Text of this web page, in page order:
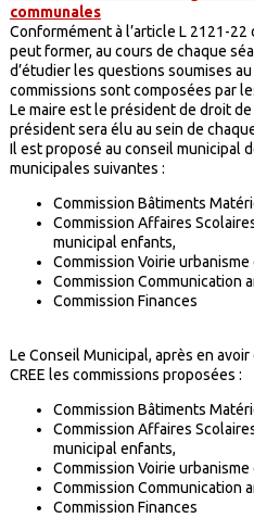
communales
Conformément à l’article L 2121-22
peut former, au cours de chaque
d’étudier les questions soumises
commissions sont composées par
Le maire est le président de droit
président sera élu au sein de
Il est proposé au conseil municipal
municipales suivantes :
Commission Bâtiments
Commission Affaires
municipal enfants,
Commission Voirie urbanisme
Commission Communication
Commission Finances
Le Conseil Municipal, après en avoir
CREE les commissions proposées :
Commission Bâtiments
Commission Affaires
municipal enfants,
Commission Voirie urbanisme
Commission Communication
Commission Finances